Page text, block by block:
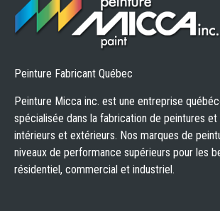
Peinture Fabricant Québec
Peinture Micca inc. est une entreprise
spécialisée dans la fabrication de peintures
intérieurs et extérieurs. Nos marques de
niveaux de performance supérieurs pour les
résidentiel, commercial et industriel.